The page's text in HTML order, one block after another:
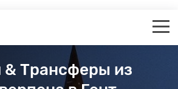
& Трансферы из